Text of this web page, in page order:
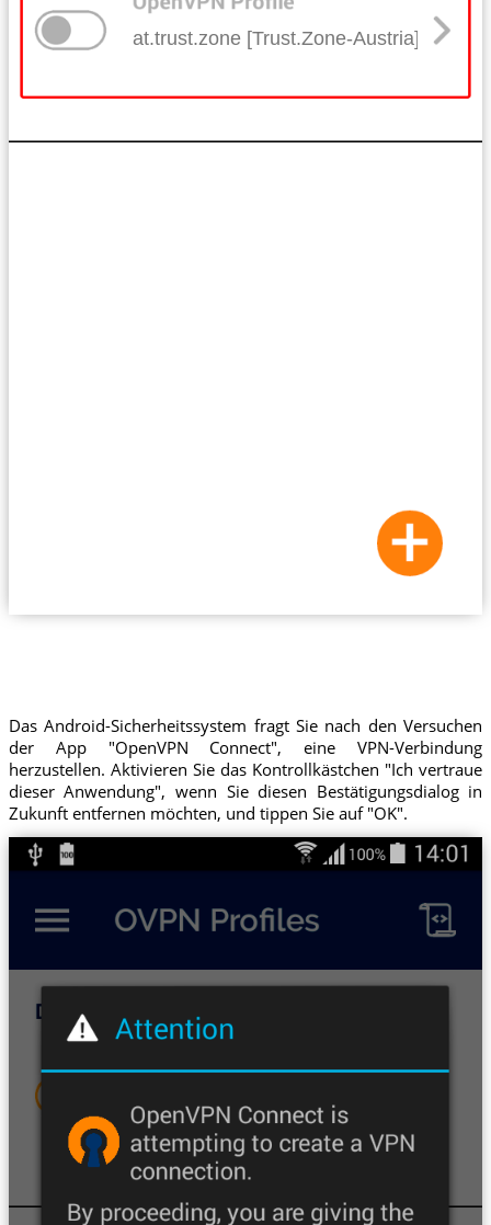
at.trust.zone [Trust.Zone-Austria]
Das Android-Sicherheitssystem fragt Sie nach den Versuchen
der App "OpenVPN Connect", eine VPN-Verbindung
herzustellen. Aktivieren Sie das Kontrollkästchen "Ich vertraue
dieser Anwendung", wenn Sie diesen Bestätigungsdialog in
Zukunft entfernen möchten, und tippen Sie auf "OK".